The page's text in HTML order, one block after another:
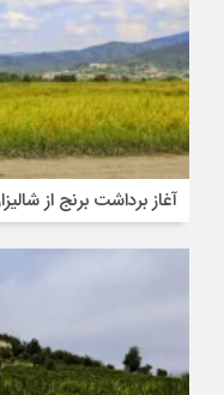
آغاز برداشت برنج از